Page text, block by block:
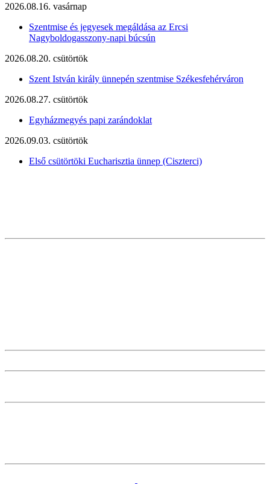
2026.08.16. vasárnap
Szentmise és jegyesek megáldása az Ercsi
Nagyboldogasszony-napi búcsún
2026.08.20. csütörtök
Szent István király ünnepén szentmise Székesfehérváron
2026.08.27. csütörtök
Egyházmegyés papi zarándoklat
2026.09.03. csütörtök
Első csütörtöki Eucharisztia ünnep (Ciszterci)